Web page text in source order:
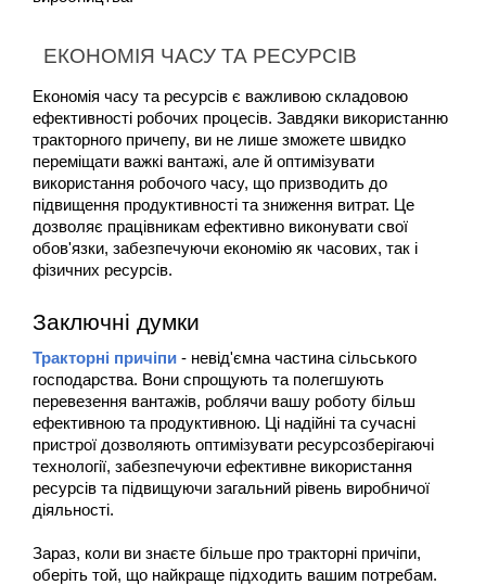
ЕКОНОМІЯ ЧАСУ ТА РЕСУРСІВ
Економія часу та ресурсів є важливою складовою
ефективності робочих процесів. Завдяки використанню
тракторного причепу, ви не лише зможете швидко
переміщати важкі вантажі, але й оптимізувати
використання робочого часу, що призводить до
підвищення продуктивності та зниження витрат. Це
дозволяє працівникам ефективно виконувати свої
обов'язки, забезпечуючи економію як часових, так і
фізичних ресурсів.
Заключні думки
Тракторні причіпи - невід'ємна частина сільського
господарства. Вони спрощують та полегшують
перевезення вантажів, роблячи вашу роботу більш
ефективною та продуктивною. Ці надійні та сучасні
пристрої дозволяють оптимізувати ресурсозберігаючі
технології, забезпечуючи ефективне використання
ресурсів та підвищуючи загальний рівень виробничої
діяльності.
Зараз, коли ви знаєте більше про тракторні причіпи,
оберіть той, що найкраще підходить вашим потребам.